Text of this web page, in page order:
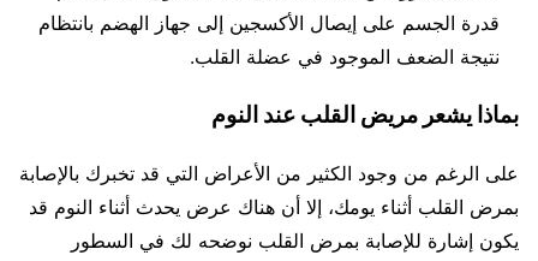
قدرة الجسم على إيصال الأكسجين إلى جهاز الهضم بانتظام
نتيجة الضعف الموجود في عضلة القلب.
بماذا يشعر مريض القلب عند النوم
على الرغم من وجود الكثير من الأعراض التي قد تخبرك بالإصابة
بمرض القلب أثناء يومك، إلا أن هناك عرض يحدث أثناء النوم قد
يكون إشارة للإصابة بمرض القلب نوضحه لك في السطور